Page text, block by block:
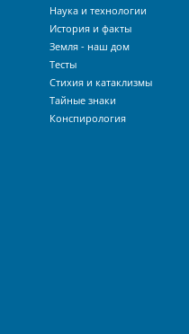
Наука и технологии
История и факты
Земля - наш дом
Тесты
Стихия и катаклизмы
Тайные знаки
Конспирология